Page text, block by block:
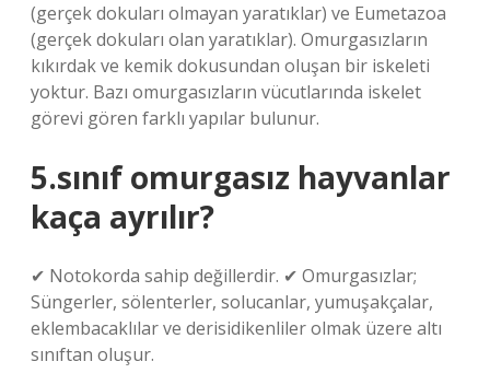
(gerçek dokuları olmayan yaratıklar) ve Eumetazoa
(gerçek dokuları olan yaratıklar). Omurgasızların
kıkırdak ve kemik dokusundan oluşan bir iskeleti
yoktur. Bazı omurgasızların vücutlarında iskelet
görevi gören farklı yapılar bulunur.
5.sınıf omurgasız hayvanlar
kaça ayrılır?
✔ Notokorda sahip değillerdir. ✔ Omurgasızlar;
Süngerler, sölenterler, solucanlar, yumuşakçalar,
eklembacaklılar ve derisidikenliler olmak üzere altı
sınıftan oluşur.